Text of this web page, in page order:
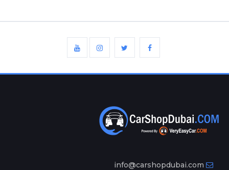
info@carshopdubai.com